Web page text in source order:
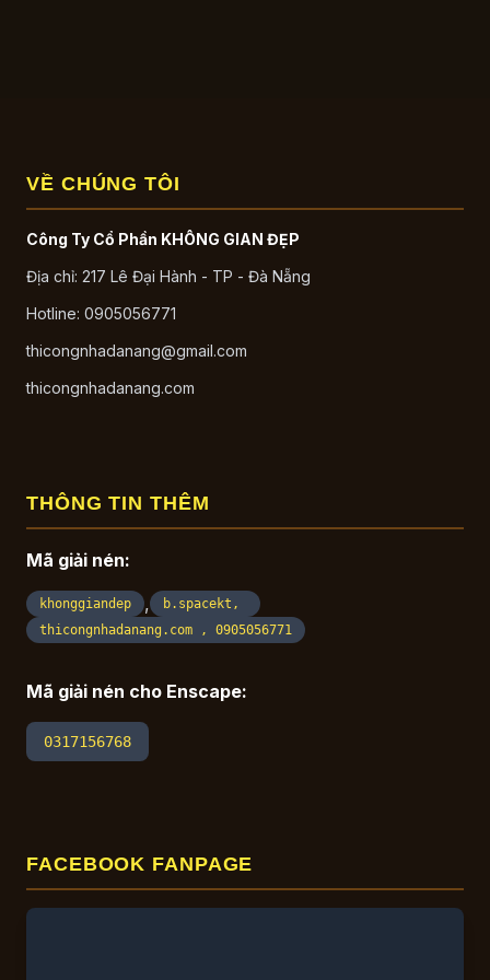
VỀ CHÚNG TÔI
Công Ty Cổ Phần KHÔNG GIAN ĐẸP
Địa chỉ: 217 Lê Đại Hành - TP - Đà Nẵng
Hotline: 0905056771
thicongnhadanang@gmail.com
thicongnhadanang.com
THÔNG TIN THÊM
Mã giải nén:
khonggiandep ,
b.spacekt,
thicongnhadanang.com , 0905056771
Mã giải nén cho Enscape:
0317156768
FACEBOOK FANPAGE